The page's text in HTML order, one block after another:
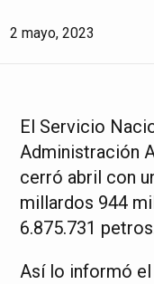
2 mayo, 2023
El Servicio
Administración
cerró abril con
millardos 944
6.875.731
Así lo informó